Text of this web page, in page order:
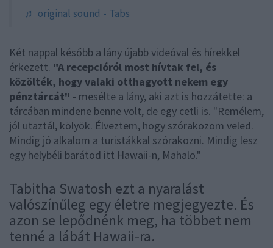
♬ original sound - Tabs
Két nappal később a lány újabb videóval és hírekkel
érkezett. "A recepcióról most hívtak fel, és
közölték, hogy valaki otthagyott nekem egy
pénztárcát" - mesélte a lány, aki azt is hozzátette: a
tárcában mindene benne volt, de egy cetli is. "Remélem,
jól utaztál, kölyök. Élveztem, hogy szórakozom veled.
Mindig jó alkalom a turistákkal szórakozni. Mindig lesz
egy helybéli barátod itt Hawaii-n, Mahalo."
Tabitha Swatosh ezt a nyaralást
valószínűleg egy életre megjegyezte. És
azon se lepődnénk meg, ha többet nem
tenné a lábát Hawaii-ra.